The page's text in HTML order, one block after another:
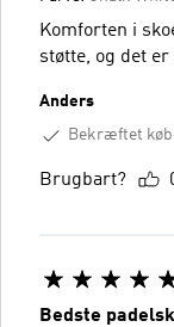
Komforten i
støtte, og det
Anders
Bekræftet
Brugbart?
Bedste